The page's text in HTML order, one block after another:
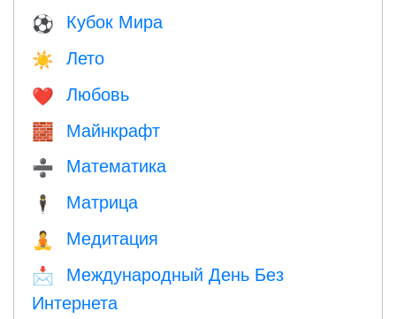
⚽ Кубок Мира
☀️ Лето
❤️️ Любовь
🧱 Майнкрафт
➗ Математика
🕴️ Матрица
🧘 Медитация
📩
Международный День Без
Интернета